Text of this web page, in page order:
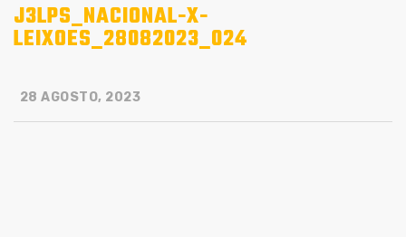
J3LPS_NACIONAL-X-
LEIXOES_28082023_024
28 AGOSTO, 2023